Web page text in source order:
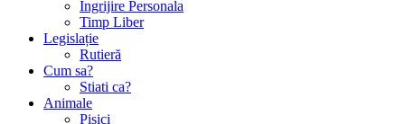
Ingrijire Personala
Timp Liber
Legislație
Rutieră
Cum sa?
Stiati ca?
Animale
Pisici